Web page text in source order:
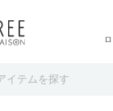
しております。
イクブラシセ